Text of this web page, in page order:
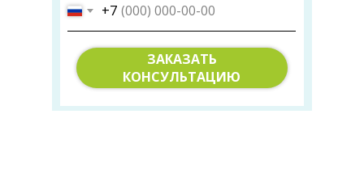
+7
ЗАКАЗАТЬ
КОНСУЛЬТАЦИЮ